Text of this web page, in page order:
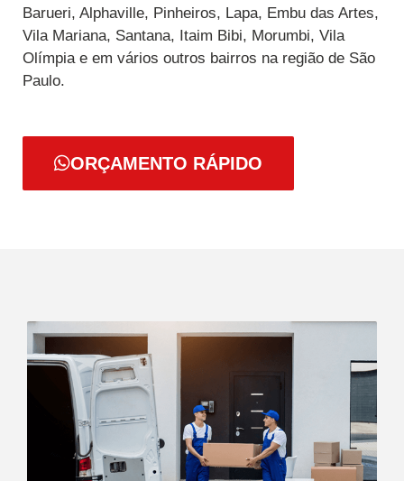
Barueri, Alphaville, Pinheiros, Lapa, Embu das Artes,
Vila Mariana, Santana, Itaim Bibi, Morumbi, Vila
Olímpia e em vários outros bairros na região de São
Paulo.
ORÇAMENTO RÁPIDO